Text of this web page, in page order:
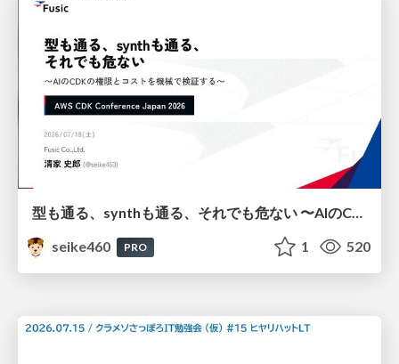
型も通る、synthも通る、それでも危ない 〜AIのCDKの権限とコストを機械で検証する〜 / It Passes Type Checks, It Passes Synth Checks, but It’s Still Risky — Automatically Verifying Permissions and Costs in AI’s CDK —
seike460
PRO 1 520